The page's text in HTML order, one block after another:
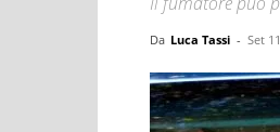
Da Luca Tassi - Set